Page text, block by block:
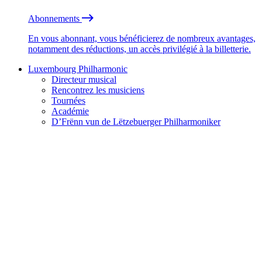
Abonnements
En vous abonnant, vous bénéficierez de nombreux avantages,
notamment des réductions, un accès privilégié à la billetterie.
Luxembourg Philharmonic
Directeur musical
Rencontrez les musiciens
Tournées
Académie
D’Frënn vun de Lëtzebuerger Philharmoniker